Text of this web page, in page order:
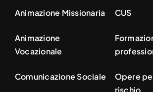
Animazione Missionaria
Animazione
Vocazionale
Comunicazione Sociale
CUS
Opere
rischio